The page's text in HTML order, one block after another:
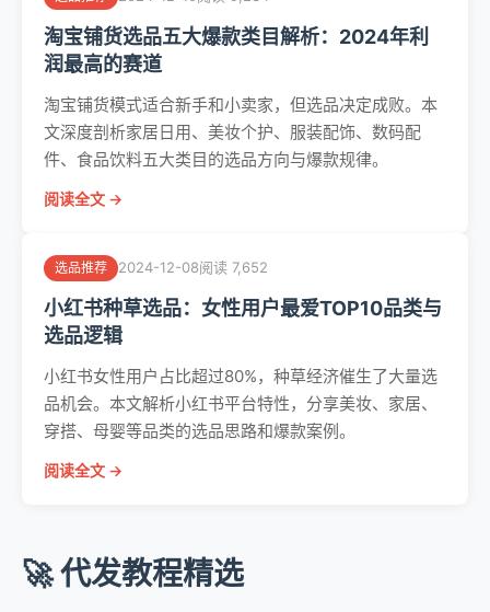
淘宝铺货选品五大爆款类目解析：2024年利
润最高的赛道
淘宝铺货模式适合新手和小卖家，但选品决定成败。本
文深度剖析家居日用、美妆个护、服装配饰、数码配
件、食品饮料五大类目的选品方向与爆款规律。
阅读全文 →
选品推荐 2024-12-08阅读 7,652
小红书种草选品：女性用户最爱TOP10品类与
选品逻辑
小红书女性用户占比超过80%，种草经济催生了大量选
品机会。本文解析小红书平台特性，分享美妆、家居、
穿搭、母婴等品类的选品思路和爆款案例。
阅读全文 →
🚀 代发教程精选